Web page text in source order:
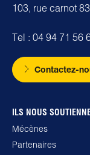
103, rue carnot
Tel : 04 94 71 56
Contactez-
ILS NOUS
Mécènes
Partenaires